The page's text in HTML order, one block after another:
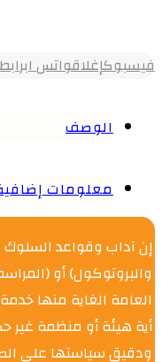
فيسبوكإغلاقواتس اب
الوصف
معلومات
إن آداب وقواعد السلوك
والبروتوكول) أو
العامة الغاية منها
أية هيئة أو منظمة
ودقيق سياستها على